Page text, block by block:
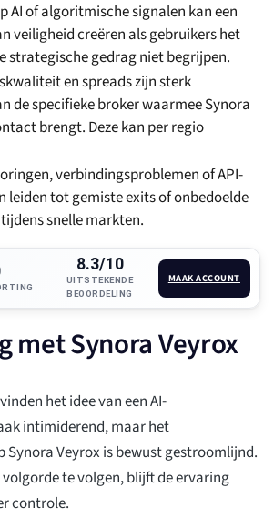
AI of algoritmische signalen kan een
veiligheid creëren als gebruikers het
strategische gedrag niet begrijpen.
en spreads zijn sterk
de specifieke broker waarmee Synora
brengt. Deze kan per regio
verbindingsproblemen of API-
leiden tot gemiste exits of onbedoelde
snelle markten.
8.3/10
UITSTEKENDE
BEOORDELING
MAAK ACCOUNT
met Synora Veyrox
het idee van een AI-
intimiderend, maar het
Synora Veyrox is bewust gestroomlijnd.
te volgen, blijft de ervaring
controle.